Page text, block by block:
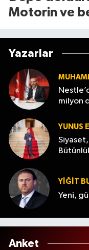
Motorin ve
Yazarlar
milyon
YUNUS
YİĞİT
Yeni,
Anket